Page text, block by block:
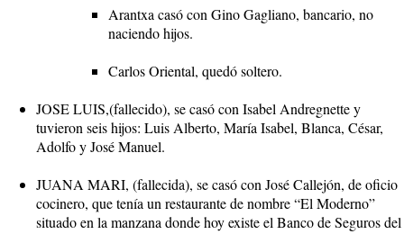
Arantxa casó con Gino Gagliano, bancario, no
naciendo hijos.
Carlos Oriental, quedó soltero.
JOSE LUIS,(fallecido), se casó con Isabel Andregnette y
tuvieron seis hijos: Luis Alberto, María Isabel, Blanca, César,
Adolfo y José Manuel.
JUANA MARI, (fallecida), se casó con José Callejón, de oficio
cocinero, que tenía un restaurante de nombre “El Moderno”
situado en la manzana donde hoy existe el Banco de Seguros del